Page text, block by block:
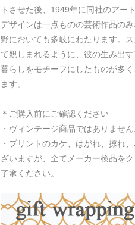
トさせた後、1949年に同社のアー
デザインは一点ものの芸術作品の
野においても多岐にわたります。
て親しまれるように、彼の生み出
暮らしをモチーフにしたものが多
ます。
＊ご購入前にご確認ください
・ヴィンテージ商品ではありません
・プリントのカケ、はがれ、掠れ
ざいますが、全てメーカー検品を
了承ください。